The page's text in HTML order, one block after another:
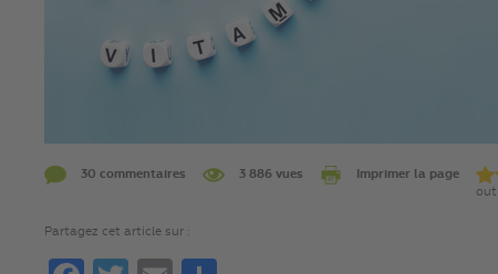
30 commentaires 3 886 vues Imprimer la page
out
Partagez cet article sur :